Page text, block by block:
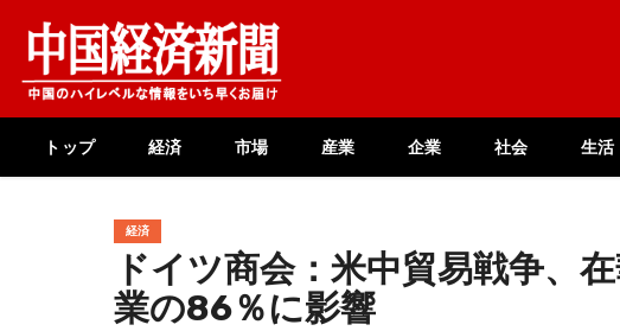
content
トップ 経済 市場 産業 企業 社会 生活
経済
ドイツ商会：米中貿易戦争、
業の86％に影響